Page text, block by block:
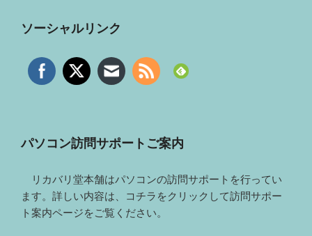
ソーシャルリンク
パソコン訪問サポートご案内
リカバリ堂本舗はパソコンの訪問サポートを行ってい
ます。詳しい内容は、コチラをクリックして訪問サポー
ト案内ページをご覧ください。